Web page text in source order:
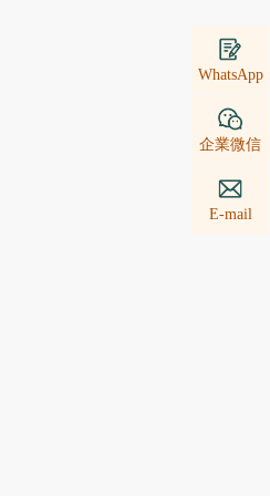
WhatsApp
企業微信
E-mail